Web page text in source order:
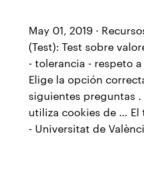
May 01, 2019 ·
(Test): Test sobre
- tolerancia - respeto
Elige la opción
siguientes preguntas
utiliza cookies de … El
- Universitat de